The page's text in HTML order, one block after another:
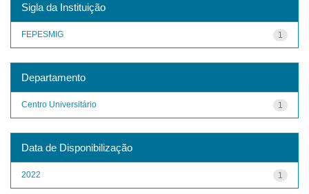
Sigla da Instituição
1
FEPESMIG
Departamento
1
Centro Universitário
Data de Disponibilização
1
2022